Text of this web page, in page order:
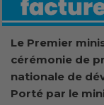
Le Premier
cérémonie de
nationale de
Porté par le